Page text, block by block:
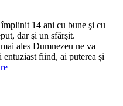
14 ani cu bune şi cu
dar şi un sfârşit.
ales Dumnezeu ne va
fiind, ai puterea și